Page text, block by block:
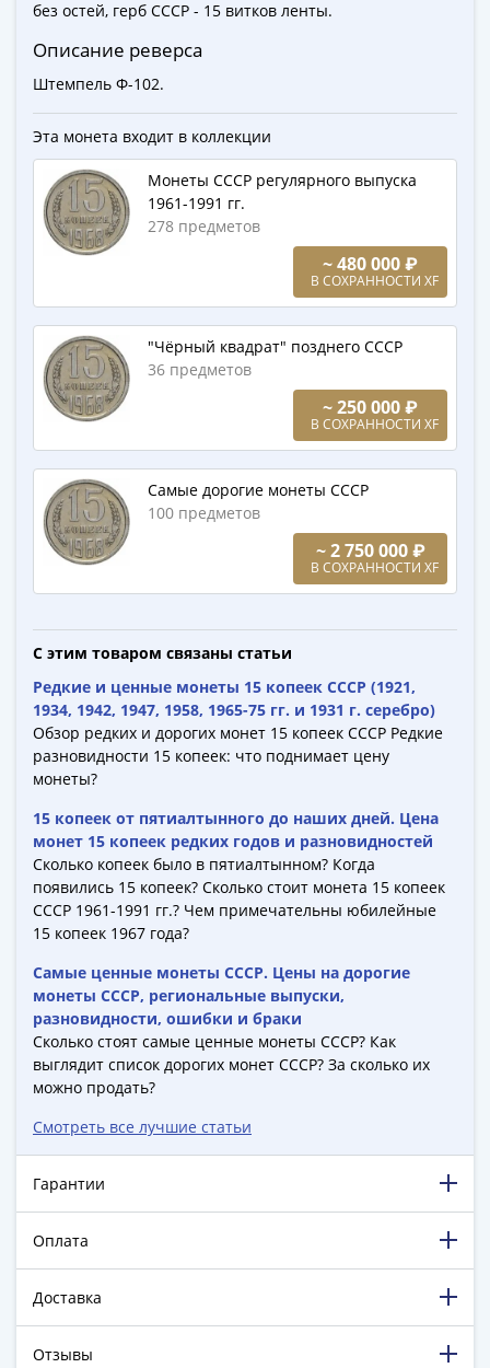
Монеты
СССР
РСФСР
РСФСР
СССР
Юбилейные
памятные
Наборы
коллекции
Николай
(1894-
1917)
(1881-
1894)
Александр
1881)
Николай
(1826-
1855)
1825)
Павел
(1796-
1801)
Екатерина
без остей, герб СССР - 15 витков ленты.
Описание реверса
Штемпель Ф-102.
Эта монета входит в коллекции
Монеты СССР регулярного выпуска
1961-1991 гг.
278 предметов
~ 480 000 ₽
В СОХРАННОСТИ XF
"Чёрный квадрат" позднего СССР
36 предметов
~ 250 000 ₽
В СОХРАННОСТИ XF
Самые дорогие монеты СССР
100 предметов
~ 2 750 000 ₽
В СОХРАННОСТИ XF
С этим товаром связаны статьи
Редкие и ценные монеты 15 копеек СССР (1921,
1934, 1942, 1947, 1958, 1965-75 гг. и 1931 г. серебро)
Обзор редких и дорогих монет 15 копеек СССР Редкие
разновидности 15 копеек: что поднимает цену
монеты?
15 копеек от пятиалтынного до наших дней. Цена
монет 15 копеек редких годов и разновидностей
Сколько копеек было в пятиалтынном? Когда
появились 15 копеек? Сколько стоит монета 15 копеек
СССР 1961-1991 гг.? Чем примечательны юбилейные
15 копеек 1967 года?
Самые ценные монеты СССР. Цены на дорогие
монеты СССР, региональные выпуски,
разновидности, ошибки и браки
Сколько стоят самые ценные монеты СССР? Как
выглядит список дорогих монет СССР? За сколько их
можно продать?
Смотреть все лучшие статьи
Гарантии
Оплата
Доставка
Отзывы